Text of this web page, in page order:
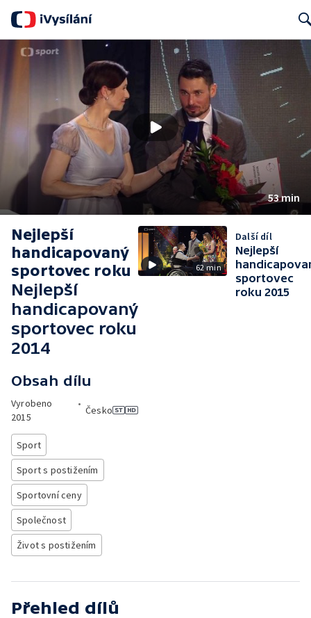
53 min
Nejlepší
handicapovaný
sportovec roku
Nejlepší
handicapovaný
sportovec roku
2014
Obsah dílu
Vyrobeno
2015
•
Česko
Sport
Sport s postižením
Sportovní ceny
Společnost
Život s postižením
62 min
Další díl
Nejlepší
sportovec
roku 2015
Přehled dílů